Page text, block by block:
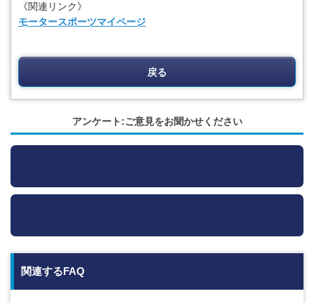
《関連リンク》
モータースポーツマイページ
戻る
アンケート:ご意見をお聞かせください
関連するFAQ